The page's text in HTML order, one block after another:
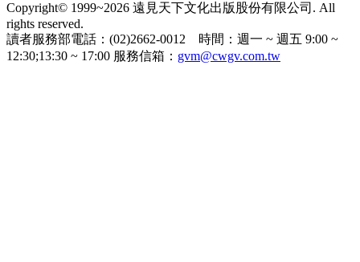
Copyright© 1999~2026 遠見天下文化出版股份有限公司. All
rights reserved.
讀者服務部電話：(02)2662-0012 時間：週一 ~ 週五 9:00 ~
12:30;13:30 ~ 17:00 服務信箱： gvm@cwgv.com.tw